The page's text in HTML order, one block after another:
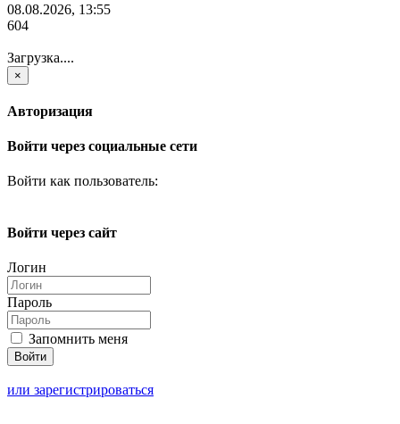
08.08.2026, 13:55
604
Загрузка....
×
Авторизация
Войти через социальные сети
Войти как пользователь:
Войти через сайт
Логин
Пароль
Запомнить меня
или зарегистрироваться